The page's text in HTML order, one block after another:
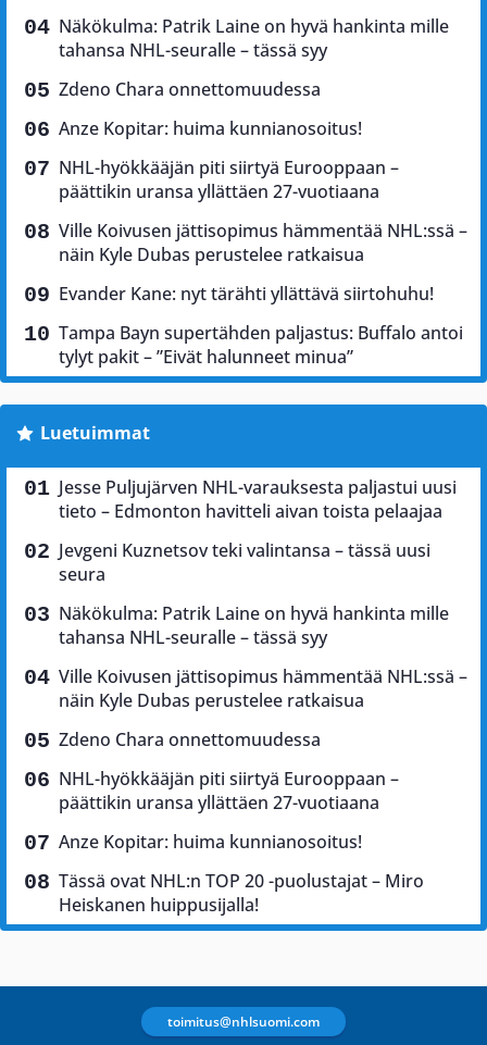
Näkökulma: Patrik Laine on hyvä hankinta mille
tahansa NHL-seuralle – tässä syy
Zdeno Chara onnettomuudessa
Anze Kopitar: huima kunnianosoitus!
NHL-hyökkääjän piti siirtyä Eurooppaan –
päättikin uransa yllättäen 27-vuotiaana
Ville Koivusen jättisopimus hämmentää NHL:ssä –
näin Kyle Dubas perustelee ratkaisua
Evander Kane: nyt tärähti yllättävä siirtohuhu!
Tampa Bayn supertähden paljastus: Buffalo antoi
tylyt pakit – ”Eivät halunneet minua”
Luetuimmat
Jesse Puljujärven NHL-varauksesta paljastui uusi
tieto – Edmonton havitteli aivan toista pelaajaa
Jevgeni Kuznetsov teki valintansa – tässä uusi
seura
Näkökulma: Patrik Laine on hyvä hankinta mille
tahansa NHL-seuralle – tässä syy
Ville Koivusen jättisopimus hämmentää NHL:ssä –
näin Kyle Dubas perustelee ratkaisua
Zdeno Chara onnettomuudessa
NHL-hyökkääjän piti siirtyä Eurooppaan –
päättikin uransa yllättäen 27-vuotiaana
Anze Kopitar: huima kunnianosoitus!
Tässä ovat NHL:n TOP 20 -puolustajat – Miro
Heiskanen huippusijalla!
toimitus@nhlsuomi.com